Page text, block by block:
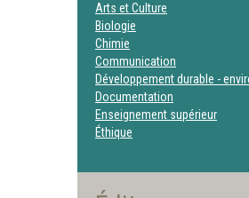
Arts et Culture
Biologie
Chimie
Communication
Développement durable -
Documentation
Enseignement supérieur
Éthique